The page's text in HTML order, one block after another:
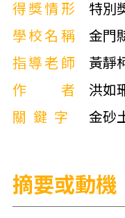
得獎情形
特別
學校名稱
金門
指導老師
黃靜
作者
洪如
關鍵字
金砂
摘要或動機